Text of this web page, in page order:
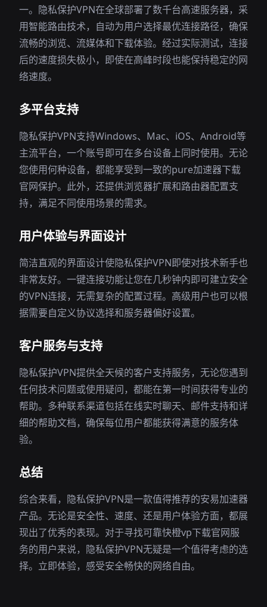
一。隐私保护VPN在全球部署了数千台高速服务器，采
用智能路由技术，自动为用户选择最优连接路径，确保
流畅的浏览、流媒体和下载体验。经过实际测试，连接
后的速度损失极小，即使在高峰时段也能保持稳定的网
络速度。
多平台支持
隐私保护VPN支持Windows、Mac、iOS、Android等
主流平台，一个账号即可在多台设备上同时使用。无论
您使用何种设备，都能享受到一致的pure加速器下载
官网保护。此外，还提供浏览器扩展和路由器配置支
持，满足不同使用场景的需求。
用户体验与界面设计
简洁直观的界面设计使隐私保护VPN即使对技术新手也
非常友好。一键连接功能让您在几秒钟内即可建立安全
的VPN连接，无需复杂的配置过程。高级用户也可以根
据需要自定义协议选择和服务器偏好设置。
客户服务与支持
隐私保护VPN提供全天候的客户支持服务，无论您遇到
任何技术问题或使用疑问，都能在第一时间获得专业的
帮助。多种联系渠道包括在线实时聊天、邮件支持和详
细的帮助文档，确保每位用户都能获得满意的服务体
验。
总结
综合来看，隐私保护VPN是一款值得推荐的安易加速器
产品。无论是安全性、速度、还是用户体验方面，都展
现出了优秀的表现。对于寻找可靠快橙vp下载官网服
务的用户来说，隐私保护VPN无疑是一个值得考虑的选
择。立即体验，感受安全畅快的网络自由。